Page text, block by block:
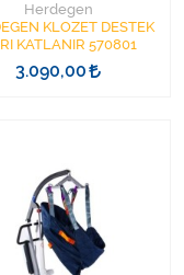
Herdegen
KLOZET DESTEK
KATLANIR 570801
3.090,00